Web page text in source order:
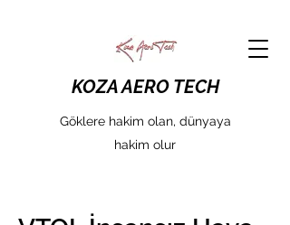
KOZA AERO TECH
Göklere hakim olan, dünyaya
hakim olur